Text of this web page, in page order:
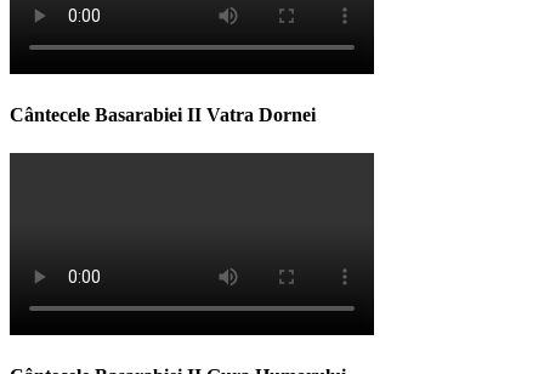
Cântecele Basarabiei II Vatra Dornei